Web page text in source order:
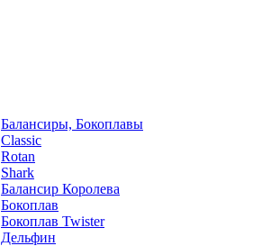
Балансиры, Бокоплавы
Classic
Rotan
Shark
Балансир Королева
Бокоплав
Бокоплав Twister
Дельфин